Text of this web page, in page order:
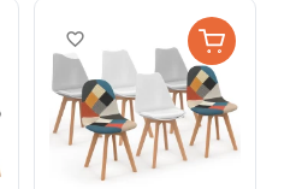
favorite_border